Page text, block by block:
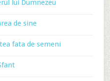
lui Dumnezeu
de sine
fata de semeni